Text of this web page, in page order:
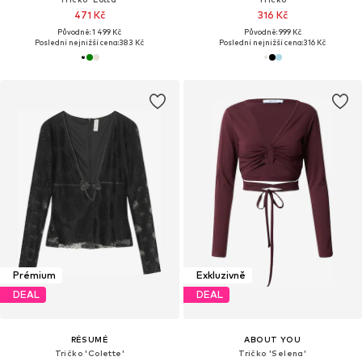
471 Kč
Původně: 1 499 Kč
Poslední nejnižší cena:383 Kč
316 Kč
Původně: 999 Kč
Poslední nejnižší cena:316 Kč
Prémium
DEAL
RÉSUMÉ
Tričko 'Colette'
Exkluzivně
DEAL
ABOUT YOU
Tričko 'Selena'